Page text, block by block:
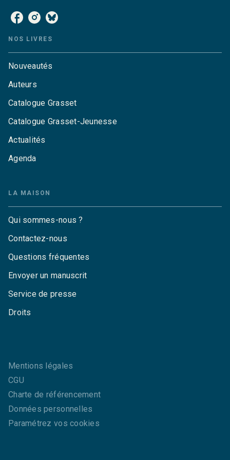
NOS LIVRES
Nouveautés
Auteurs
Catalogue Grasset
Catalogue Grasset-Jeunesse
Actualités
Agenda
LA MAISON
Qui sommes-nous ?
Contactez-nous
Questions fréquentes
Envoyer un manuscrit
Service de presse
Droits
Mentions légales
CGU
Charte de référencement
Données personnelles
Paramétrez vos cookies